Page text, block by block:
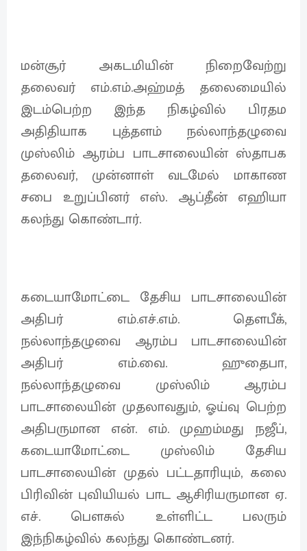
மன்சூர் அகடமியின் நிறைவேற்று
தலைவர் எம்.எம்.அஹ்மத் தலைமையில்
இடம்பெற்ற இந்த நிகழ்வில் பிரதம
அதிதியாக புத்தளம் நல்லாந்தழுவை
முஸ்லிம் ஆரம்ப பாடசாலையின் ஸ்தாபக
தலைவர், முன்னாள் வடமேல் மாகாண
சபை உறுப்பினர் எஸ். ஆப்தீன் எஹியா
கலந்து கொண்டார்.
கடையாமோட்டை தேசிய பாடசாலையின்
அதிபர் எம்.எச்.எம். தெளபீக்,
நல்லாந்தழுவை ஆரம்ப பாடசாலையின்
அதிபர் எம்.வை. ஹுதைபா,
நல்லாந்தழுவை முஸ்லிம் ஆரம்ப
பாடசாலையின் முதலாவதும், ஓய்வு பெற்ற
அதிபருமான என். எம். முஹம்மது நஜீப்,
கடையாமோட்டை முஸ்லிம் தேசிய
பாடசாலையின் முதல் பட்டதாரியும், கலை
பிரிவின் புவியியல் பாட ஆசிரியருமான ஏ.
எச். பௌசுல் உள்ளிட்ட பலரும்
இந்நிகழ்வில் கலந்து கொண்டனர்.